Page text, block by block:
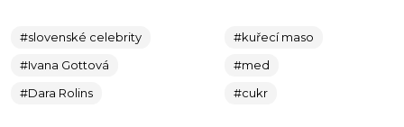
#slovenské celebrity
#Ivana Gottová
#Dara Rolins
#kuřecí maso
#med
#cukr